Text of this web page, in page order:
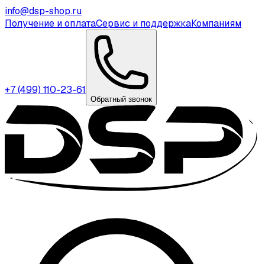
info@dsp-shop.ru
Получение и оплатаСервис и поддержкаКомпаниям
+7 (499) 110-23-61
Обратный звонок